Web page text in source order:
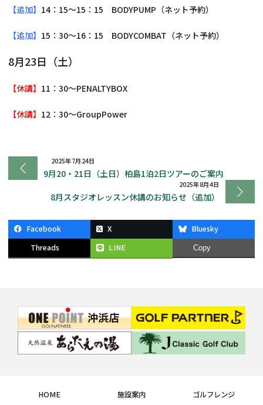
【追加】 14：15～15：15 BODYPUMP（ネット予約）
【追加】 15：30～16：15 BODYCOMBAT（ネット予約）
8月23日（土）
【休講】 11：30～PENALTYBOX
【休講】 12：30～GroupPower
2025年7月24日
9月20・21日（土日）柏島1泊2日ツアーのご案内
2025年8月4日
8月スタジオレッスン休講のお知らせ（追加）
Facebook X
Bluesky
Threads
LINE Copy
HOME 施設案内
ゴルフレンジ